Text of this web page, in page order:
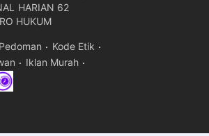
HARIAN 62
HUKUM
Pedoman
Kode Etik
Iklan Murah